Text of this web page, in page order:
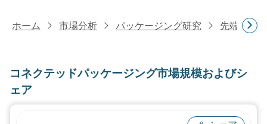
ホーム 市場分析 パッケージング研究 先端パッ
コネクテッドパッケージング市場規模およびシ
ェア